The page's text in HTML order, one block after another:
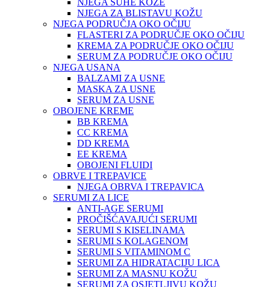
NJEGA SUHE KOŽE
NJEGA ZA BLISTAVU KOŽU
NJEGA PODRUČJA OKO OČIJU
FLASTERI ZA PODRUČJE OKO OČIJU
KREMA ZA PODRUČJE OKO OČIJU
SERUM ZA PODRUČJE OKO OČIJU
NJEGA USANA
BALZAMI ZA USNE
MASKA ZA USNE
SERUM ZA USNE
OBOJENE KREME
BB KREMA
CC KREMA
DD KREMA
EE KREMA
OBOJENI FLUIDI
OBRVE I TREPAVICE
NJEGA OBRVA I TREPAVICA
SERUMI ZA LICE
ANTI-AGE SERUMI
PROČIŠĆAVAJUĆI SERUMI
SERUMI S KISELINAMA
SERUMI S KOLAGENOM
SERUMI S VITAMINOM C
SERUMI ZA HIDRATACIJU LICA
SERUMI ZA MASNU KOŽU
SERUMI ZA OSJETLJIVU KOŽU